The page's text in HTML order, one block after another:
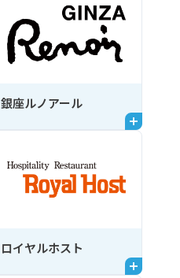
銀座ルノアール
ロイヤルホスト